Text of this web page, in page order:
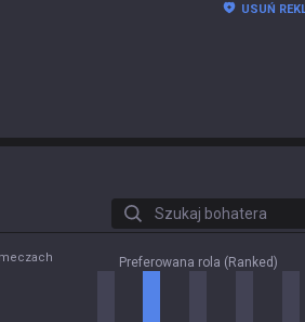
USUŃ
Szukaj bohatera
Preferowana rola (Ranked)